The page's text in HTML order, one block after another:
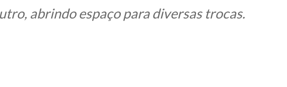
abrindo espaço para diversas trocas.